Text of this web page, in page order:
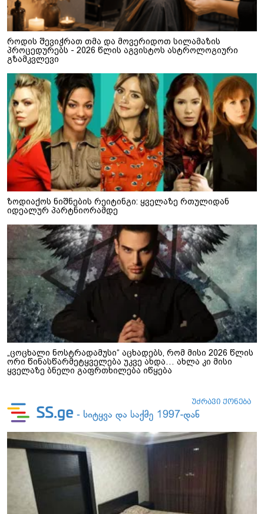
როდის შევიჭრათ თმა და მოვერიდოთ სილამაზის
პროცედურებს - 2026 წლის აგვისტოს ასტროლოგიური
გზამკვლევი
ზოდიაქოს ნიშნების რეიტინგი: ყველაზე რთულიდან
იდეალურ პარტნიორამდე
„ცოცხალი ნოსტრადამუსი“ აცხადებს, რომ მისი 2026 წლის
ორი წინასწარმეტყველება უკვე ახდა… ახლა კი მისი
ყველაზე ბნელი გაფრთხილება იწყება